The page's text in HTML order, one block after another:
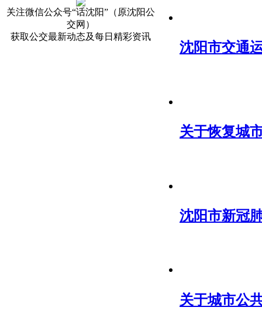
关注微信公众号“话沈阳”（原沈阳公
交网）
获取公交最新动态及每日精彩资讯
沈阳市交通
关于恢复城
沈阳市新冠
关于城市公